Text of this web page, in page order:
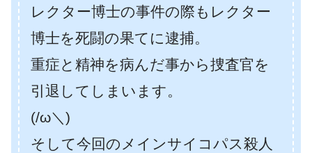
レクター博士の事件の際もレクター
博士を死闘の果てに逮捕。
重症と精神を病んだ事から捜査官を
引退してしまいます。
(/ω＼)
そして今回のメインサイコパス殺人